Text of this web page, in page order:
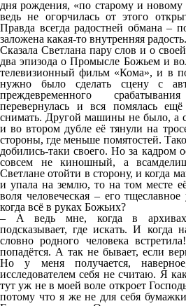
дня рождения, «по старому и
ведь не огорчилась от этого
Правда всегда радостней обмана –
заложена какая-то внутренняя радость.
Сказала Светлана пару слов и о
два эпизода о Промысле Божьем и
телевизионный фильм «Кома», и в
нужно было сделать сцену с
преждевременного
перевернулась и вся помялась
снимать. Другой машины не было, а
и во втором дубле её тянули на
стороны, где меньше помятостей.
добились-таки своего. Но за кадром
совсем не киношный, а
Светлане отойти в сторону, и когда
и упала на землю, то на том месте
воля человеческая – его
когда всё в руках Божьих?
– А ведь мне, когда в
подсказывает, где искать. И когда
словно родного человека
попадётся. А так не бывает, если
Но у меня получается,
исследователем себя не считаю. Я
тут уж не в моей воле откроет
потому что я же не для себя